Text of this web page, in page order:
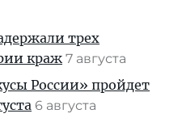
трех
краж 7 августа
России» пройдет
6 августа